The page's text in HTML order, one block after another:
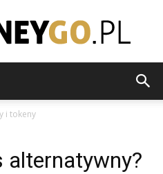
i tokeny
alternatywny?